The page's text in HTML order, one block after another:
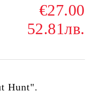
€27.00
52.81лв.
Hunt".